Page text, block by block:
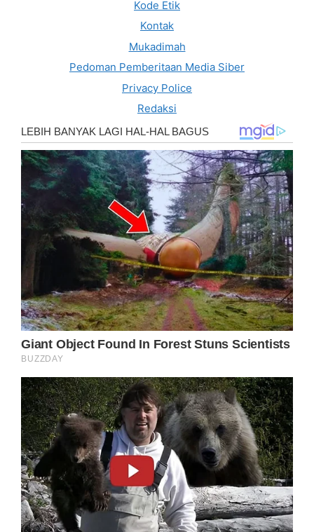
Kode Etik
Kontak
Mukadimah
Pedoman Pemberitaan Media Siber
Privacy Police
Redaksi